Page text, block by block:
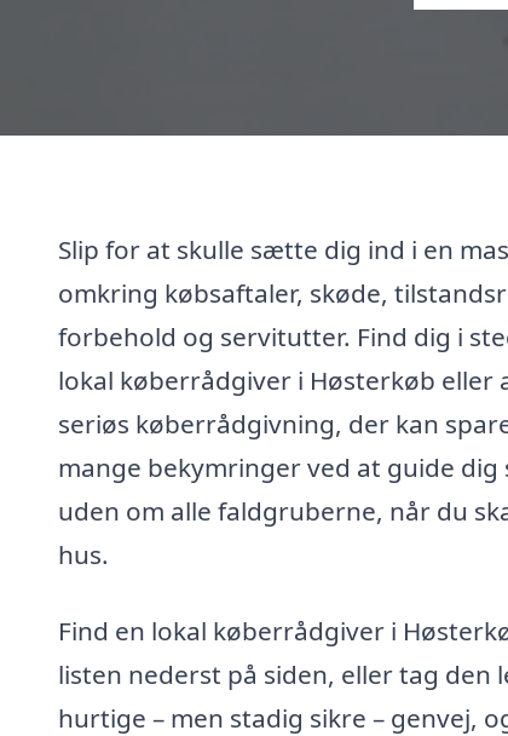
Slip for at skulle sætte dig ind i en
omkring købsaftaler, skøde,
forbehold og servitutter. Find dig i
lokal køberrådgiver i Høsterkøb eller
seriøs køberrådgivning, der kan
mange bekymringer ved at guide dig
uden om alle faldgruberne, når du
hus.
Find en lokal køberrådgiver i
listen nederst på siden, eller tag den
hurtige – men stadig sikre – genvej,